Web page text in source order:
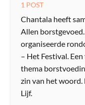
1 POST
Chantala​ heeft​
Allen
organiseerde
– Het Festival.
thema
zin van het
Lijf.